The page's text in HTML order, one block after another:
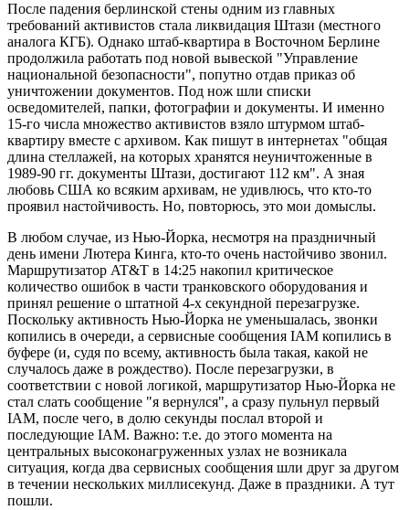
После падения берлинской стены одним из главных
требований активистов стала ликвидация Штази (местного
аналога КГБ). Однако штаб-квартира в Восточном Берлине
продолжила работать под новой вывеской "Управление
национальной безопасности", попутно отдав приказ об
уничтожении документов. Под нож шли списки
осведомителей, папки, фотографии и документы. И именно
15-го числа множество активистов взяло штурмом штаб-
квартиру вместе с архивом. Как пишут в интернетах "общая
длина стеллажей, на которых хранятся неуничтоженные в
1989-90 гг. документы Штази, достигают 112 км". А зная
любовь США ко всяким архивам, не удивлюсь, что кто-то
проявил настойчивость. Но, повторюсь, это мои домыслы.
В любом случае, из Нью-Йорка, несмотря на праздничный
день имени Лютера Кинга, кто-то очень настойчиво звонил.
Маршрутизатор AT&T в 14:25 накопил критическое
количество ошибок в части транковского оборудования и
принял решение о штатной 4-х секундной перезагрузке.
Поскольку активность Нью-Йорка не уменьшалась, звонки
копились в очереди, а сервисные сообщения IAM копились в
буфере (и, судя по всему, активность была такая, какой не
случалось даже в рождество). После перезагрузки, в
соответствии с новой логикой, маршрутизатор Нью-Йорка не
стал слать сообщение "я вернулся", а сразу пульнул первый
IAM, после чего, в долю секунды послал второй и
последующие IAM. Важно: т.е. до этого момента на
центральных высоконагруженных узлах не возникала
ситуация, когда два сервисных сообщения шли друг за другом
в течении нескольких миллисекунд. Даже в праздники. А тут
пошли.